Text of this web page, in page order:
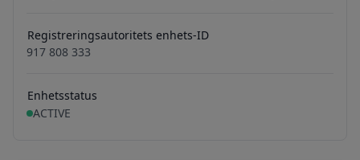
Registreringsautoritets enhets-ID
917 808 333
Enhetsstatus
ACTIVE